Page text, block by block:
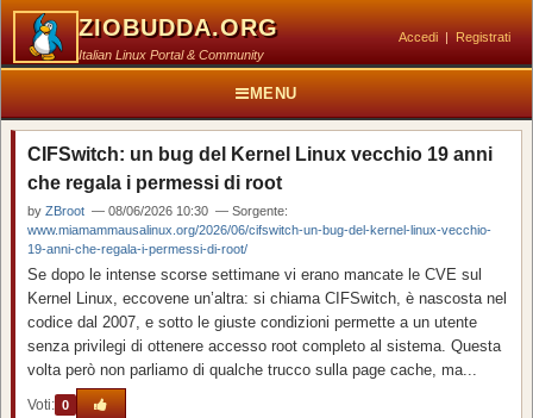
ZIOBUDDA.ORG
Italian Linux Portal & Community
Accedi | Registrati
MENU
CIFSwitch: un bug del Kernel Linux vecchio 19 anni
che regala i permessi di root
by ZBroot — 08/06/2026 10:30 — Sorgente:
www.miamammausalinux.org/2026/06/cifswitch-un-bug-del-kernel-linux-vecchio-
19-anni-che-regala-i-permessi-di-root/
Se dopo le intense scorse settimane vi erano mancate le CVE sul
Kernel Linux, eccovene un’altra: si chiama CIFSwitch, è nascosta nel
codice dal 2007, e sotto le giuste condizioni permette a un utente
senza privilegi di ottenere accesso root completo al sistema. Questa
volta però non parliamo di qualche trucco sulla page cache, ma...
Voti: 0